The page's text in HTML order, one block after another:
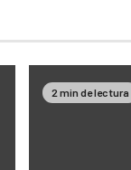
2 min de lectura